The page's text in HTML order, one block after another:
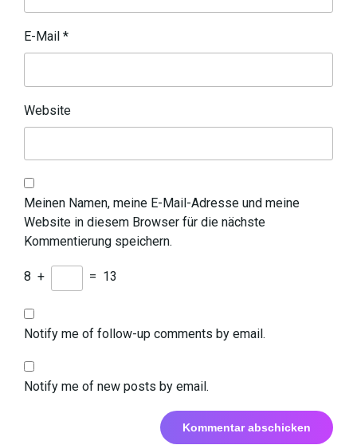
E-Mail *
Website
Meinen Namen, meine E-Mail-Adresse und meine
Website in diesem Browser für die nächste
Kommentierung speichern.
8 + = 13
Notify me of follow-up comments by email.
Notify me of new posts by email.